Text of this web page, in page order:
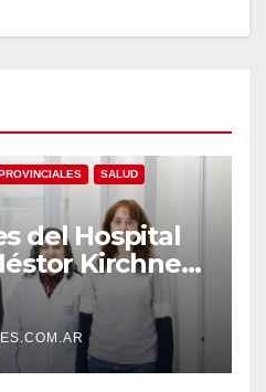
SALUD
del Hospital
Kirchner
estudio
cerebral y las